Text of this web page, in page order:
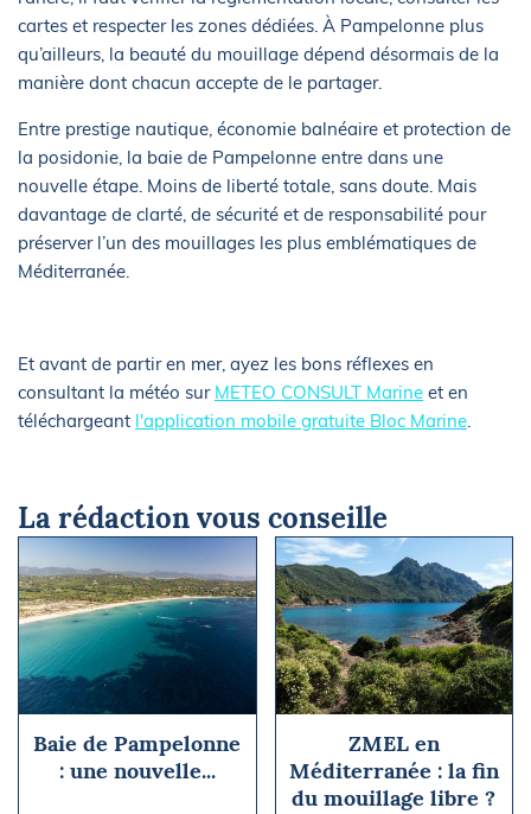
cartes et respecter les zones dédiées. À Pampelonne plus
qu’ailleurs, la beauté du mouillage dépend désormais de la
manière dont chacun accepte de le partager.
Entre prestige nautique, économie balnéaire et protection de
la posidonie, la baie de Pampelonne entre dans une
nouvelle étape. Moins de liberté totale, sans doute. Mais
davantage de clarté, de sécurité et de responsabilité pour
préserver l’un des mouillages les plus emblématiques de
Méditerranée.
Et avant de partir en mer, ayez les bons réflexes en
consultant la météo sur METEO CONSULT Marine et en
téléchargeant l'application mobile gratuite Bloc Marine
La rédaction vous conseille
Baie de Pampelonne
: une nouvelle...
ZMEL en
Méditerranée : la fin
du mouillage libre ?